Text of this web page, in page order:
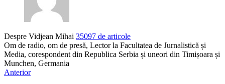
Despre Vidjean Mihai 35097 de articole
Om de radio, om de presă, Lector la Facultatea de Jurnalistică și
Media, corespondent din Republica Serbia și uneori din Timișoara și
Munchen, Germania
Anterior